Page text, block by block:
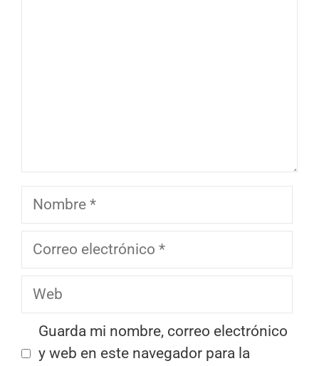
Nombre
Correo
Web
Guarda mi nombre, correo electrónico
y web en este navegador para la